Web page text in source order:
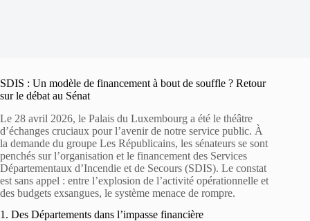
SDIS : Un modèle de financement à bout de souffle ? Retour
sur le débat au Sénat
Le 28 avril 2026, le Palais du Luxembourg a été le théâtre
d’échanges cruciaux pour l’avenir de notre service public. À
la demande du groupe Les Républicains, les sénateurs se sont
penchés sur l’organisation et le financement des Services
Départementaux d’Incendie et de Secours (SDIS). Le constat
est sans appel : entre l’explosion de l’activité opérationnelle et
des budgets exsangues, le système menace de rompre.
1. Des Départements dans l’impasse financière